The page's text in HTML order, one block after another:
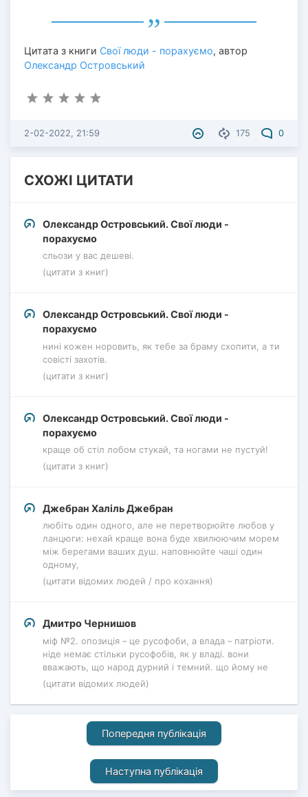
Цитата з книги Свої люди - порахуємо, автор
Олександр Островський
175 0
2-02-2022, 21:59
СХОЖІ ЦИТАТИ
Олександр Островський. Свої люди -
порахуємо
сльози у вас дешеві.
(цитати з книг)
Олександр Островський. Свої люди -
порахуємо
нині кожен норовить, як тебе за браму схопити, а ти
совісті захотів.
(цитати з книг)
Олександр Островський. Свої люди -
порахуємо
краще об стіл лобом стукай, та ногами не пустуй!
(цитати з книг)
Джебран Халіль Джебран
любіть один одного, але не перетворюйте любов у
ланцюги: нехай краще вона буде хвилюючим морем
між берегами ваших душ. наповнюйте чаші один
одному,
(цитати відомих людей / про кохання)
Дмитро Чернишов
міф №2. опозиція – це русофоби, а влада – патріоти.
ніде немає стільки русофобів, як у владі. вони
вважають, що народ дурний і темний. що йому не
(цитати відомих людей)
Попередня публікація
Наступна публікація